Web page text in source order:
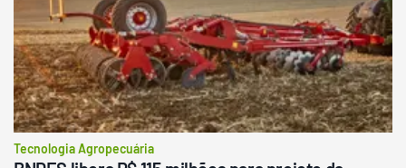
Tecnologia Agropecuária